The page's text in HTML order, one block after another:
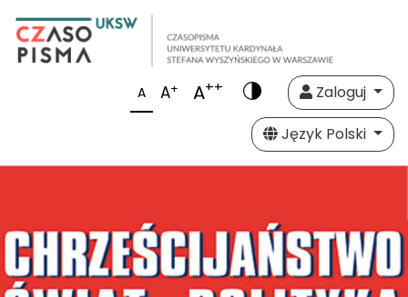
A A+ A++
Zaloguj
Język Polski